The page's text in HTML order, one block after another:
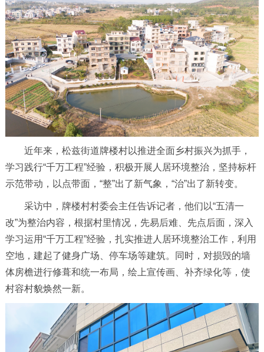
近年来，松兹街道牌楼村以推进全面乡村振兴为抓手，
学习践行“千万工程”经验，积极开展人居环境整治，坚持标杆
示范带动，以点带面，“整”出了新气象，“治”出了新转变。
采访中，牌楼村村委会主任告诉记者，他们以“五清一
改”为整治内容，根据村里情况，先易后难、先点后面，深入
学习运用“千万工程”经验，扎实推进人居环境整治工作，利用
空地，建起了健身广场、停车场等建筑。同时，对损毁的墙
体房檐进行修葺和统一布局，绘上宣传画、补齐绿化等，使
村容村貌焕然一新。